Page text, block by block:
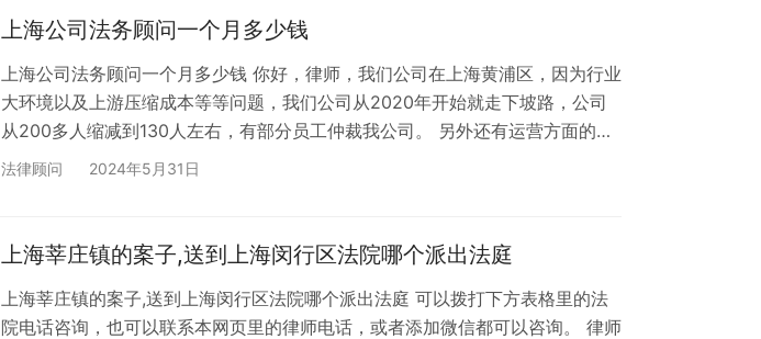
上海公司法务顾问一个月多少钱
上海公司法务顾问一个月多少钱 你好，律师，我们公司在上海黄浦区，因为行业
大环境以及上游压缩成本等等问题，我们公司从2020年开始就走下坡路，公司
从200多人缩减到130人左右，有部分员工仲裁我公司。 另外还有运营方面的纠
纷，我们有一个店铺，是销售米面粮油的，有款产品标题里写了一个知名品牌
个月需要多少钱，请联系我。 有没有法律顾问的方案，先给我们看下，然后…
法律顾问 2024年5月31日
上海莘庄镇的案子,送到上海闵行区法院哪个派出法庭
上海莘庄镇的案子,送到上海闵行区法院哪个派出法庭 可以拨打下方表格里的法
院电话咨询，也可以联系本网页里的律师电话，或者添加微信都可以咨询。 律师